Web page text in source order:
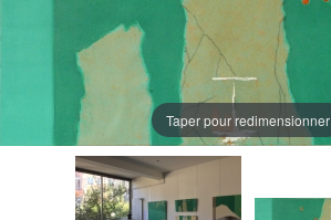
Taper pour redimensionner